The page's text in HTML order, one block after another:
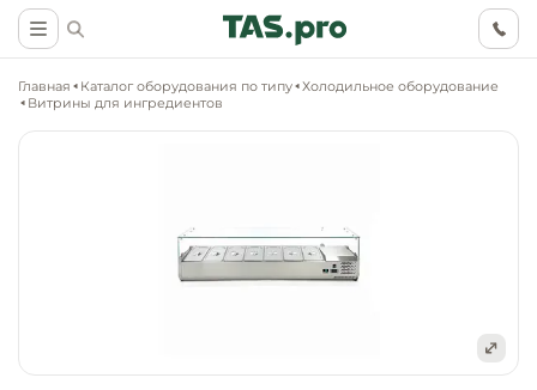
Ритейл (non
Главная Каталог оборудования по типу Холодильное оборудование
Витрины для ингредиентов